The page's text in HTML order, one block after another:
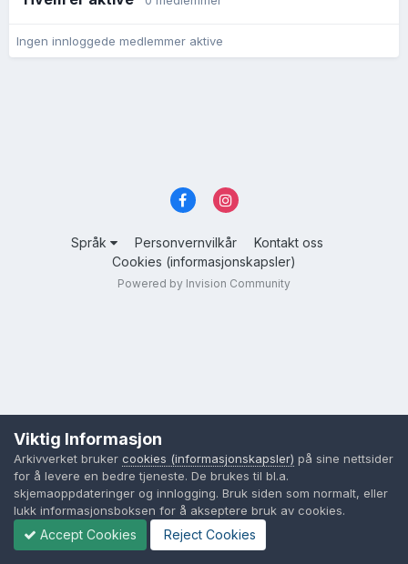
Ingen innloggede medlemmer aktive
Språk Personvernvilkår
Kontakt oss
Cookies (informasjonskapsler)
Powered by Invision Community
Viktig Informasjon
Arkivverket bruker cookies (informasjonskapsler) på sine nettsider
for å levere en bedre tjeneste. De brukes til bl.a.
skjemaoppdateringer og innlogging. Bruk siden som normalt, eller
lukk informasjonsboksen for å akseptere bruk av cookies.
Accept Cookies Reject Cookies